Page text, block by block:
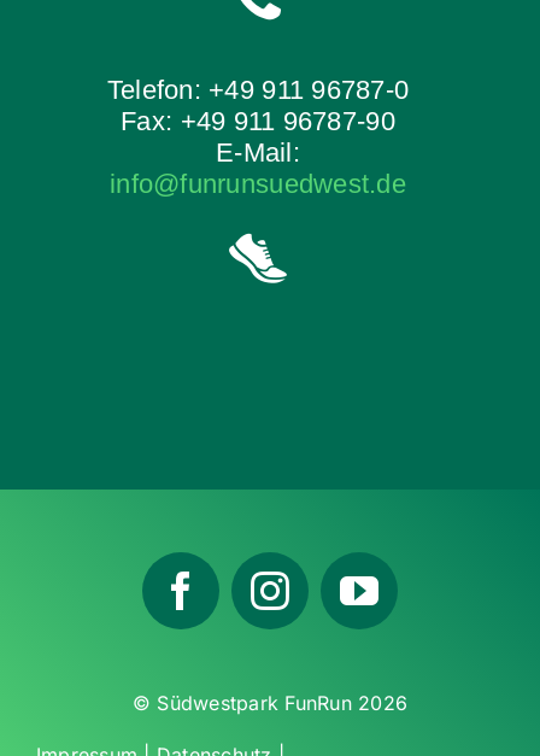
Telefon: +49 911 96787-0
Fax: +49 911 96787-90
E-Mail:
info@funrunsuedwest.de
© Südwestpark FunRun 2026